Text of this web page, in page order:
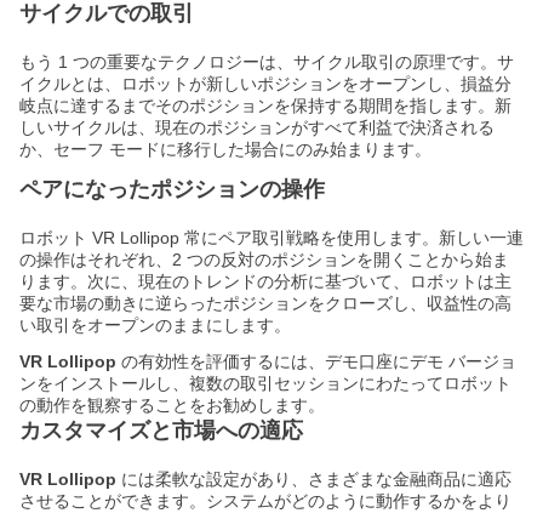
サイクルでの取引
もう 1 つの重要なテクノロジーは、サイクル取引の原理です。サ
イクルとは、ロボットが新しいポジションをオープンし、損益分
岐点に達するまでそのポジションを保持する期間を指します。新
しいサイクルは、現在のポジションがすべて利益で決済される
か、セーフ モードに移行した場合にのみ始まります。
ペアになったポジションの操作
ロボット VR Lollipop 常にペア取引戦略を使用します。新しい一連
の操作はそれぞれ、2 つの反対のポジションを開くことから始ま
ります。次に、現在のトレンドの分析に基づいて、ロボットは主
要な市場の動きに逆らったポジションをクローズし、収益性の高
い取引をオープンのままにします。
VR Lollipop の有効性を評価するには、デモ口座にデモ バージョ
ンをインストールし、複数の取引セッションにわたってロボット
の動作を観察することをお勧めします。
カスタマイズと市場への適応
VR Lollipop には柔軟な設定があり、さまざまな金融商品に適応
させることができます。システムがどのように動作するかをより